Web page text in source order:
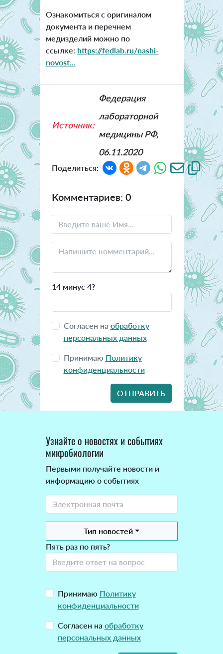
Ознакомиться с оригиналом
документа и перечнем
медизделий можно по
ссылке: https://fedlab.ru/nashi-
novost...
Источник:
Федерация
лабораторной
медицины РФ,
06.11.2020
Поделиться:
Комментариев: 0
14 минус 4?
Согласен на обработку
персональных данных
Принимаю Политику
конфиденциальности
Узнайте о новостях и событиях
микробиологии
Первыми получайте новости и
информацию о событиях
Тип новостей
Пять раз по пять?
Принимаю Политику
конфиденциальности
Согласен на обработку
персональных данных